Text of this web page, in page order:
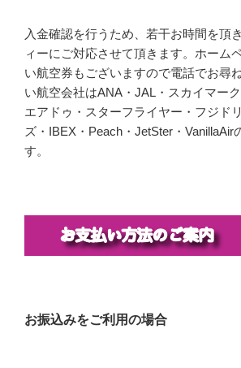
入金確認を行うため、若干お時間を頂
ィーにご対応させて頂きます。ホーム
い航空券もございますので電話でお尋
い航空会社はANA・JAL・スカイマー
エアドゥ・スターフライヤー・フジド
ズ・IBEX・Peach・JetSter・VanillaAir
す。
お振込みをご利用の場合